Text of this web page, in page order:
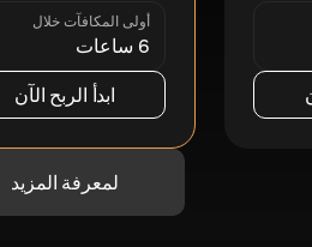
أولى المكافآت خلال
6 ساعات
ابدأ الربح الآن
لمعرفة المزيد